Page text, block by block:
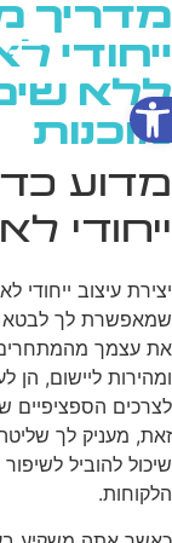
פתח סרגל נגישות
מדריך
ייחודי
ללא
מוכנות
מדוע
ייחודי
יצירת עיצוב
שמאפשרת לך לבטא
את עצמך מהמתחרים.
ומהירות ליישום, הן
לצרכים הספציפיים
זאת, מעניק לך
שיכול להוביל
הלקוחות.